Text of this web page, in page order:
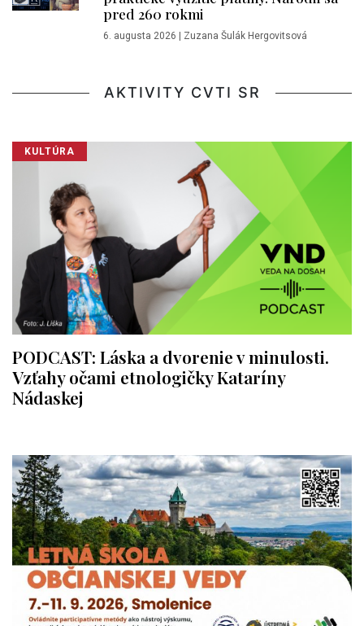
pred 260 rokmi
6. augusta 2026 | Zuzana Šulák Hergovitsová
AKTIVITY CVTI SR
KULTÚRA
PODCAST: Láska a dvorenie v minulosti.
Vzťahy očami etnologičky Kataríny
Nádaskej